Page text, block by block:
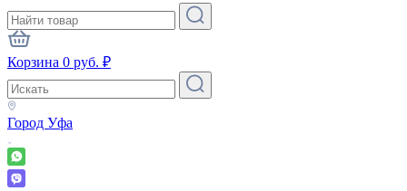
Корзина 0 руб. ₽
Город Уфа